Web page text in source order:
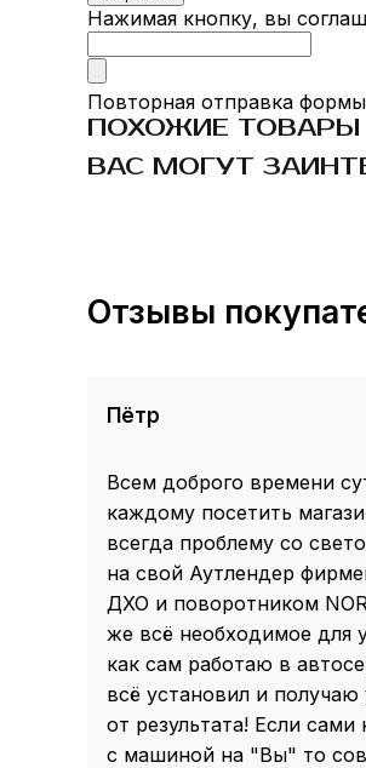
Нажимая кнопку, вы
Повторная отправка формы
ПОХОЖИЕ ТОВАРЫ
ВАС МОГУТ
Отзывы
Пётр
Всем доброго времени
каждому посетить
всегда проблему со
на свой Аутлендер
ДХО и поворотником
же всё необходимое для
как сам работаю в
всё установил и получаю
от результата! Если сами
с машиной на "Вы" то